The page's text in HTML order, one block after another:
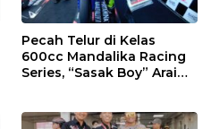
Pecah Telur di Kelas
600cc Mandalika Racing
Series, “Sasak Boy” Arai